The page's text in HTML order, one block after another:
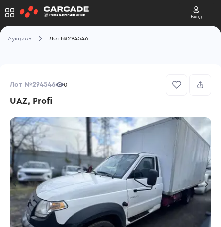
Вход
Аукцион Лот №294546
Лот №294546 0
UAZ, Profi